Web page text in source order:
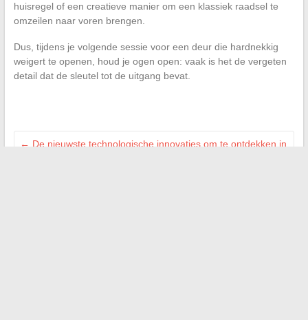
huisregel of een creatieve manier om een klassiek raadsel te
omzeilen naar voren brengen.
Dus, tijdens je volgende sessie voor een deur die hardnekkig
weigert te openen, houd je ogen open: vaak is het de vergeten
detail dat de sleutel tot de uitgang bevat.
← De nieuwste technologische innovaties om te ontdekken in